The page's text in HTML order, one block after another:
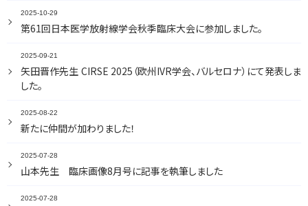
2025-10-29
第61回日本医学放射線学会秋季臨床大会に参加しました。
2025-09-21
矢田晋作先生 CIRSE 2025（欧州IVR学会、バルセロナ）にて発表しま
した。
2025-08-22
新たに仲間が加わりました！
2025-07-28
山本先生 臨床画像8月号に記事を執筆しました
2025-07-28